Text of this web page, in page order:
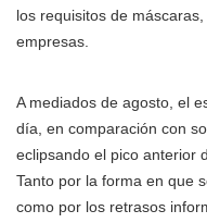
los requisitos de
empresas.
A mediados de agosto, el
día, en comparación con
eclipsando el pico anterior
Tanto por la forma en que
como por los retrasos